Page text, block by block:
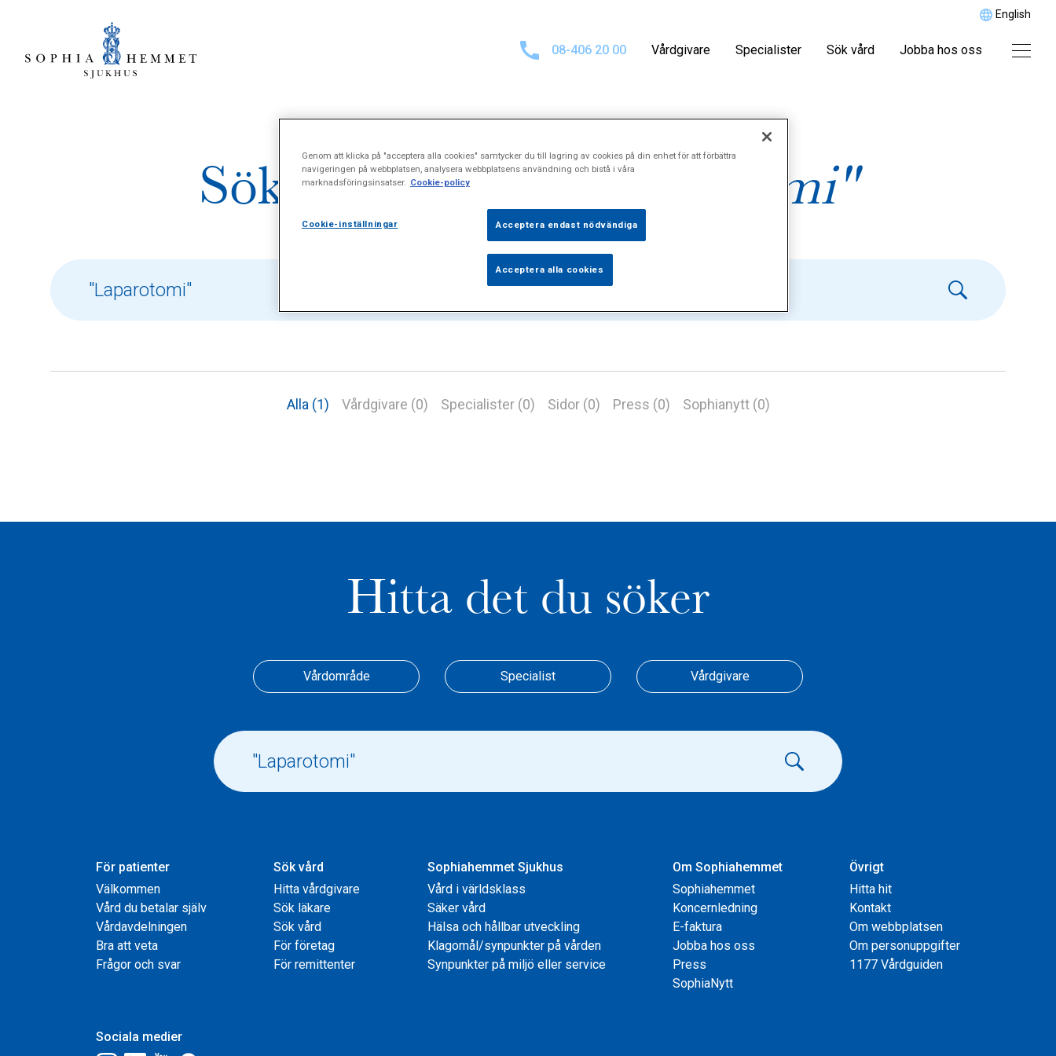
English
08-406 20 00 Vårdgivare Specialister Sök vård Jobba hos oss
Sökresultat för"Laparotomi"
Alla (1) Vårdgivare (0) Specialister (0) Sidor (0) Press (0) Sophianytt (0)
Hitta det du söker
Vårdområde Specialist Vårdgivare
För patienter
Välkommen
Vård du betalar själv
Vårdavdelningen
Bra att veta
Frågor och svar
Sök vård
Hitta vårdgivare
Sök läkare
Sök vård
För företag
För remittenter
Sophiahemmet Sjukhus
Vård i världsklass
Säker vård
Hälsa och hållbar utveckling
Klagomål/synpunkter på vården
Synpunkter på miljö eller service
Om Sophiahemmet
Sophiahemmet
Koncernledning
E-faktura
Jobba hos oss
Press
SophiaNytt
Övrigt
Hitta hit
Kontakt
Om webbplatsen
Om personuppgifter
1177 Vårdguiden
Sociala medier
Genom att klicka på "acceptera alla cookies" samtycker du till lagring av cookies på din enhet för att förbättra
navigeringen på webbplatsen, analysera webbplatsens användning och bistå i våra
marknadsföringsinsatser. Cookie-policy
Cookie-inställningar Acceptera endast nödvändiga
Acceptera alla cookies